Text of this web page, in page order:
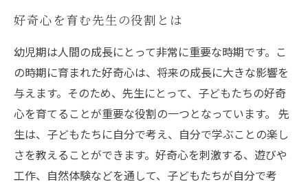
好奇心を育む先生の役割とは
幼児期は人間の成長にとって非常に重要な時期です。こ
の時期に育まれた好奇心は、将来の成長に大きな影響を
与えます。そのため、先生にとって、子どもたちの好奇
心を育てることが重要な役割の一つとなっています。 先
生は、子どもたちに自分で考え、自分で学ぶことの楽し
さを教えることができます。好奇心を刺激する、遊びや
工作、自然体験などを通して、子どもたちが自分で考